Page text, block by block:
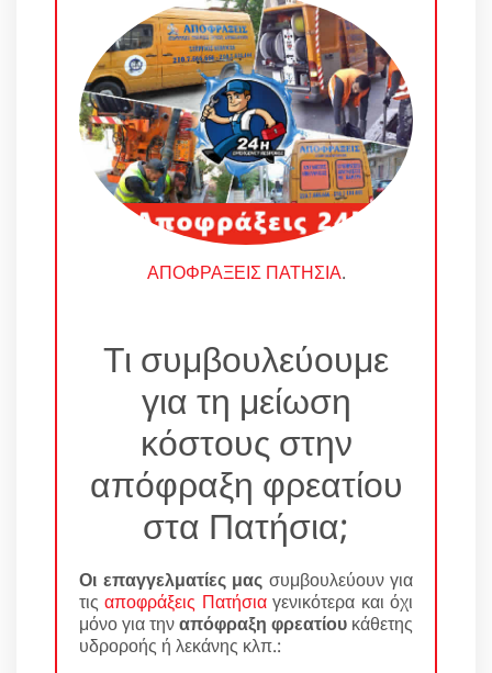
ΑΠΟΦΡΑΞΕΙΣ ΠΑΤΗΣΙΑ.
Τι συμβουλεύουμε
για τη μείωση
κόστους στην
απόφραξη φρεατίου
στα Πατήσια;
Οι επαγγελματίες μας συμβουλεύουν για
τιςαποφράξεις Πατήσιαγενικότερα και όχι
μόνο για τηναπόφραξη φρεατίου κάθετης
υδροροής ή λεκάνης κλπ.: